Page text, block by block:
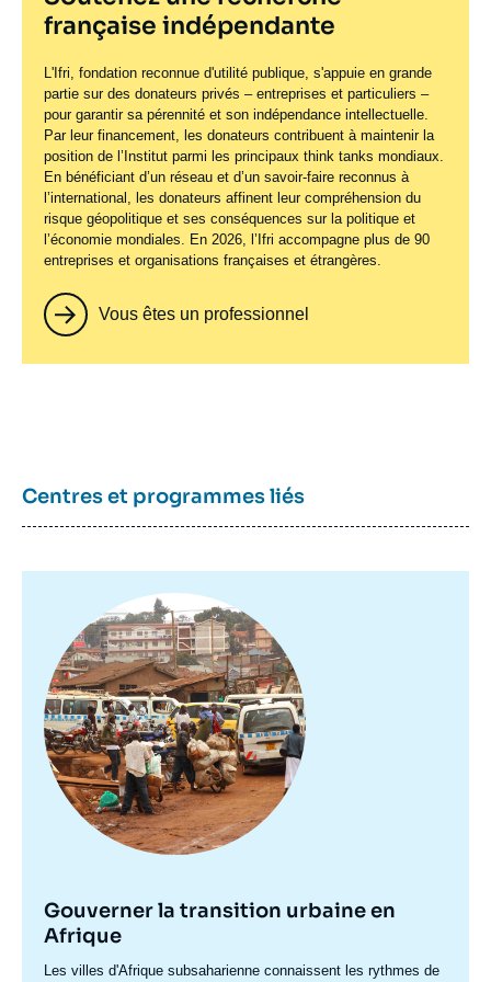
française indépendante
L'Ifri, fondation reconnue d'utilité publique, s'appuie en grande
partie sur des donateurs privés – entreprises et particuliers –
pour garantir sa pérennité et son indépendance intellectuelle.
Par leur financement, les donateurs contribuent à maintenir la
position de l’Institut parmi les principaux think tanks mondiaux.
En bénéficiant d’un réseau et d’un savoir-faire reconnus à
l’international, les donateurs affinent leur compréhension du
risque géopolitique et ses conséquences sur la politique et
l’économie mondiales. En 2026, l’Ifri accompagne plus de 90
entreprises et organisations françaises et étrangères.
Vous êtes un professionnel
Centres et programmes liés
principale
Gouverner la transition urbaine en
Afrique
Accroche
Les villes d'Afrique subsaharienne connaissent les rythmes de